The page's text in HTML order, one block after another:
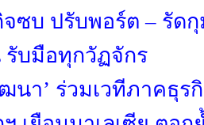
ซบ ปรับพอร์ต – รัด
รับมือทุกวัฏจักร
นา’ ร่วมเวทีภาคธุร